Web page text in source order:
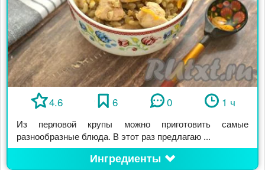
4.6 6 0 1 ч
Из перловой крупы можно приготовить самые
разнообразные блюда. В этот раз предлагаю ...
Ингредиенты